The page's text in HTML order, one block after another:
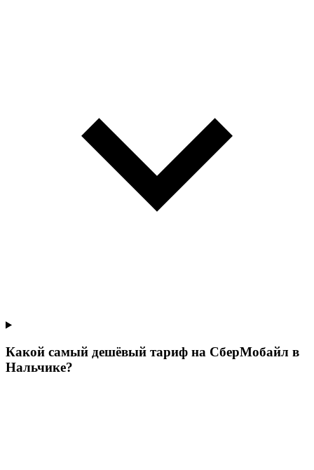
Какой самый дешёвый тариф на СберМобайл в
Нальчике?